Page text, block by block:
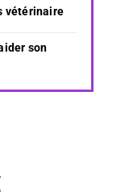
vétérinaire
son